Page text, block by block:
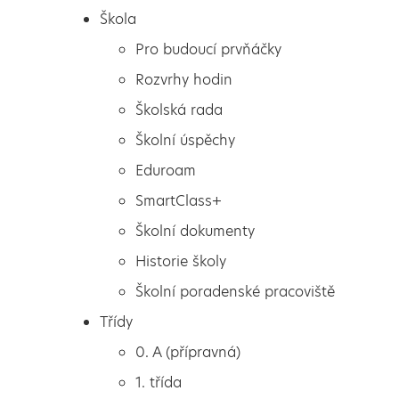
Pro budoucí prvňáčky
Rozvrhy hodin
Školská rada
Škola
Pro budoucí prvňáčky
Rozvrhy hodin
Školská rada
Školní úspěchy
Eduroam
SmartClass+
Školní dokumenty
Historie školy
Školní poradenské pracoviště
Třídy
0. A (přípravná)
1. třída
Hasiči